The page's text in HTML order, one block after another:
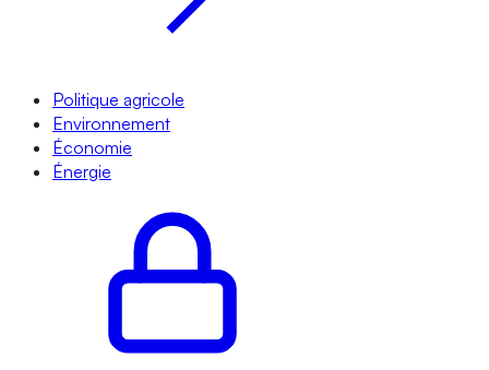
Politique agricole
Environnement
Économie
Énergie